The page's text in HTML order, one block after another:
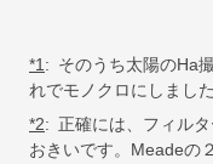
*1 : そのうち太陽のHa
れでモノクロにしました
*2: 正確には、フィル
おきいです。Meadeの